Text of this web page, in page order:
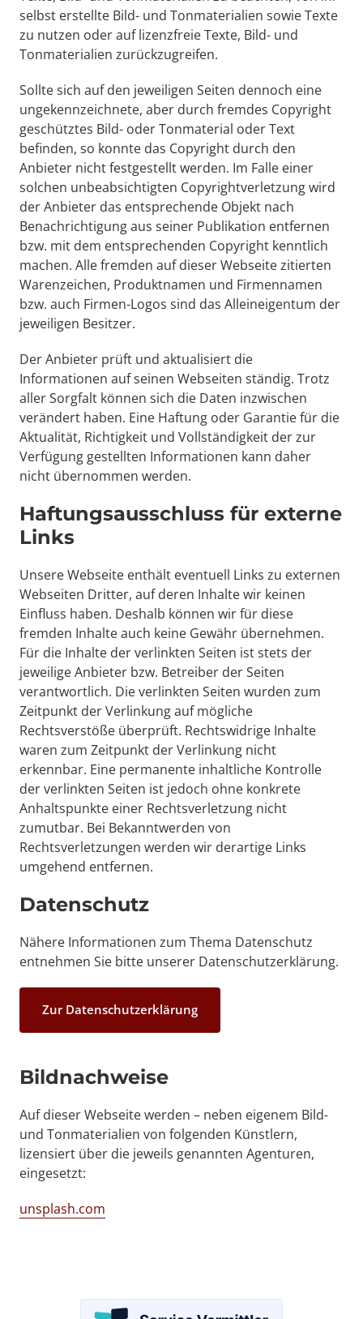
selbst erstellte Bild- und Tonmaterialien sowie Texte
zu nutzen oder auf lizenzfreie Texte, Bild- und
Tonmaterialien zurückzugreifen.
Sollte sich auf den jeweiligen Seiten dennoch eine
ungekennzeichnete, aber durch fremdes Copyright
geschütztes Bild- oder Tonmaterial oder Text
befinden, so konnte das Copyright durch den
Anbieter nicht festgestellt werden. Im Falle einer
solchen unbeabsichtigten Copyrightverletzung wird
der Anbieter das entsprechende Objekt nach
Benachrichtigung aus seiner Publikation entfernen
bzw. mit dem entsprechenden Copyright kenntlich
machen. Alle fremden auf dieser Webseite zitierten
Warenzeichen, Produktnamen und Firmennamen
bzw. auch Firmen-Logos sind das Alleineigentum der
jeweiligen Besitzer.
Der Anbieter prüft und aktualisiert die
Informationen auf seinen Webseiten ständig. Trotz
aller Sorgfalt können sich die Daten inzwischen
verändert haben. Eine Haftung oder Garantie für die
Aktualität, Richtigkeit und Vollständigkeit der zur
Verfügung gestellten Informationen kann daher
nicht übernommen werden.
Haftungsausschluss für externe
Links
Unsere Webseite enthält eventuell Links zu externen
Webseiten Dritter, auf deren Inhalte wir keinen
Einfluss haben. Deshalb können wir für diese
fremden Inhalte auch keine Gewähr übernehmen.
Für die Inhalte der verlinkten Seiten ist stets der
jeweilige Anbieter bzw. Betreiber der Seiten
verantwortlich. Die verlinkten Seiten wurden zum
Zeitpunkt der Verlinkung auf mögliche
Rechtsverstöße überprüft. Rechtswidrige Inhalte
waren zum Zeitpunkt der Verlinkung nicht
erkennbar. Eine permanente inhaltliche Kontrolle
der verlinkten Seiten ist jedoch ohne konkrete
Anhaltspunkte einer Rechtsverletzung nicht
zumutbar. Bei Bekanntwerden von
Rechtsverletzungen werden wir derartige Links
umgehend entfernen.
Datenschutz
Nähere Informationen zum Thema Datenschutz
entnehmen Sie bitte unserer Datenschutzerklärung.
Zur Datenschutzerklärung
Bildnachweise
Auf dieser Webseite werden – neben eigenem Bild-
und Tonmaterialien von folgenden Künstlern,
lizensiert über die jeweils genannten Agenturen,
eingesetzt:
unsplash.com